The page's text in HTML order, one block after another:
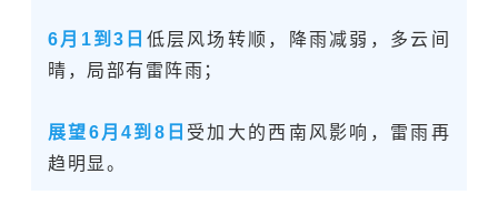
6月1到3日 低层风场转顺，降雨减弱，多云间
晴，局部有雷阵雨；
展望6月4到8日 受加大的西南风影响，雷雨再
趋明显。